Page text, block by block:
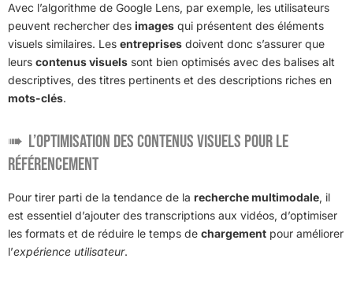
Avec l’algorithme de Google Lens, par exemple, les utilisateurs
peuvent rechercher des images qui présentent des éléments
visuels similaires. Les entreprises doivent donc s’assurer que
leurs contenus visuels sont bien optimisés avec des balises alt
descriptives, des titres pertinents et des descriptions riches en
mots-clés.
L’optimisation des contenus visuels pour le
référencement
Pour tirer parti de la tendance de la recherche multimodale, il
est essentiel d’ajouter des transcriptions aux vidéos, d’optimiser
les formats et de réduire le temps de chargement pour améliorer
l’expérience utilisateur.